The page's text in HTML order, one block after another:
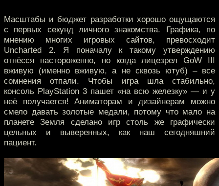
Масштабы и бюджет разработки хорошо ощущаются
с первых секунд личного знакомства. Графика, по
мнению многих игровых сайтов, превосходит
Uncharted 2. Я поначалу к такому утверждению
отнёсся настороженно, но когда лицезрел GoW III
вживую (именно вживую, а не сквозь ютуб) – все
сомнения отпали. Чтобы игра шла стабильно,
консоль PlayStation 3 пашет «на всю железку» — и у
неё получается! Аниматорам и дизайнерам можно
смело давать золотые медали, потому что мало на
планете Земля сделано игр столь же графически
цельных и выверенных, как наш сегодняшний
пациент.